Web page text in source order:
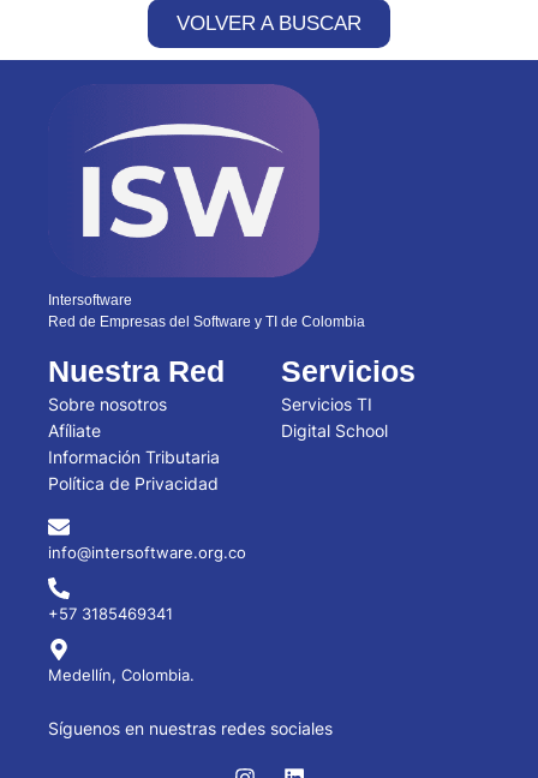
VOLVER A BUSCAR
Intersoftware
Red de Empresas del Software y TI de Colombia
Nuestra Red
Sobre nosotros
Afíliate
Información Tributaria
Política de Privacidad
Servicios
Servicios TI
Digital School
info@intersoftware.org.co
+57 3185469341
Medellín, Colombia.
Síguenos en nuestras redes sociales